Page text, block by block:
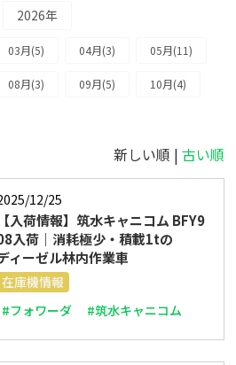
2026年
03月(5) 04月(3) 05月(11)
08月(3) 09月(5) 10月(4)
新しい順 | 古い順
12/25
【入荷情報】筑水キャニコム BFY9
入荷｜消耗極少・積載1tの
ィーゼル林内作業車
在庫機情報
#フォワーダ
#筑水キャニコム